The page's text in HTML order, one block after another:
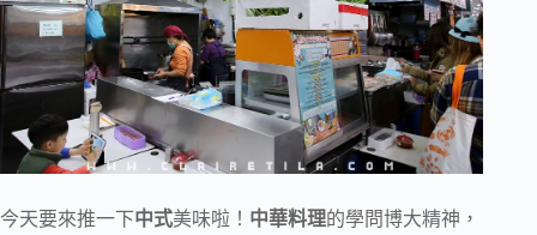
今天要來推一下中式美味啦！ 中華料理的學問博大精神，